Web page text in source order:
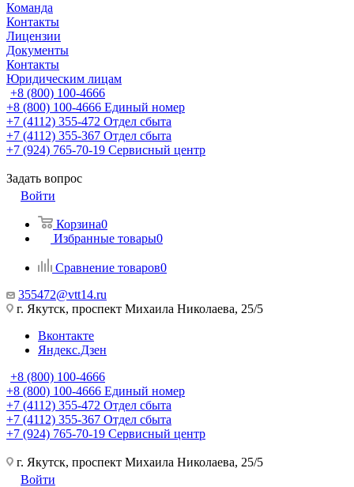
Команда
Контакты
Лицензии
Документы
Контакты
Юридическим лицам
+8 (800) 100-4666
+8 (800) 100-4666 Единый номер
+7 (4112) 355-472 Отдел сбыта
+7 (4112) 355-367 Отдел сбыта
+7 (924) 765-70-19 Сервисный центр
Задать вопрос
Войти
Корзина0
Избранные товары0
Сравнение товаров0
355472@vtt14.ru
г. Якутск, проспект Михаила Николаева, 25/5
Вконтакте
Яндекс.Дзен
+8 (800) 100-4666
+8 (800) 100-4666 Единый номер
+7 (4112) 355-472 Отдел сбыта
+7 (4112) 355-367 Отдел сбыта
+7 (924) 765-70-19 Сервисный центр
г. Якутск, проспект Михаила Николаева, 25/5
Войти